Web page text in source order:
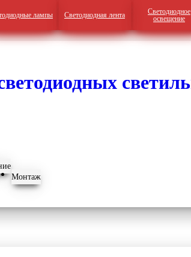
лампы Светодиодная лента
Светодиодное
освещение
Монтаж